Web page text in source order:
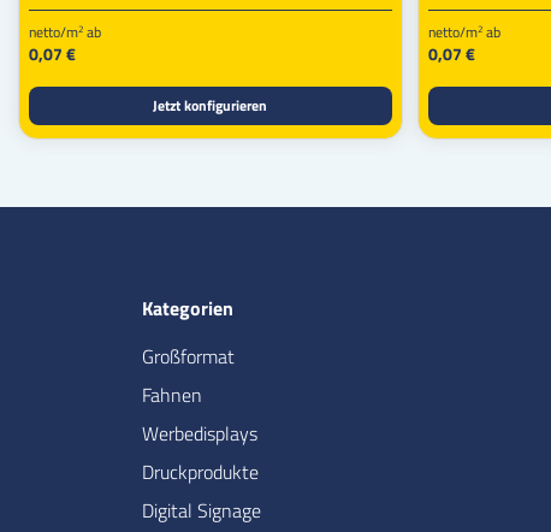
netto/m2 ab
0,07 €
Jetzt konfigurieren
netto/m2ab
0,07 €
Kategorien
Großformat
Fahnen
Werbedisplays
Druckprodukte
Digital Signage